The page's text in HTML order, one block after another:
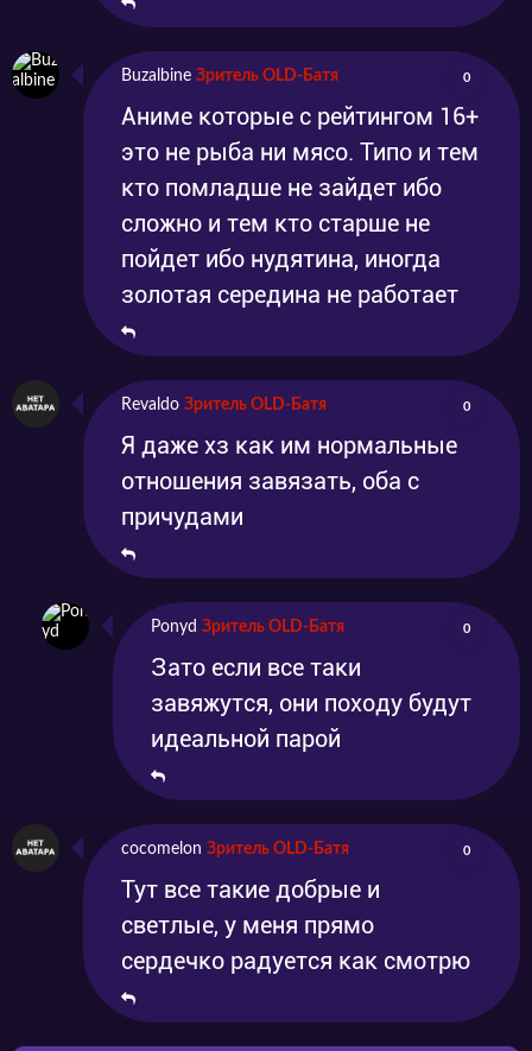
Buzalbine Зритель OLD-Батя 0
Аниме которые с рейтингом 16+
это не рыба ни мясо. Типо и тем
кто помладше не зайдет ибо
сложно и тем кто старше не
пойдет ибо нудятина, иногда
золотая середина не работает
Revaldo Зритель OLD-Батя 0
Я даже хз как им нормальные
отношения завязать, оба с
причудами
Ponyd Зритель OLD-Батя 0
Зато если все таки
завяжутся, они походу будут
идеальной парой
cocomelon Зритель OLD-Батя 0
Тут все такие добрые и
светлые, у меня прямо
сердечко радуется как смотрю